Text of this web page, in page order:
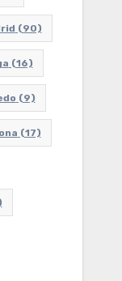
(90)
(16)
(9)
(17)